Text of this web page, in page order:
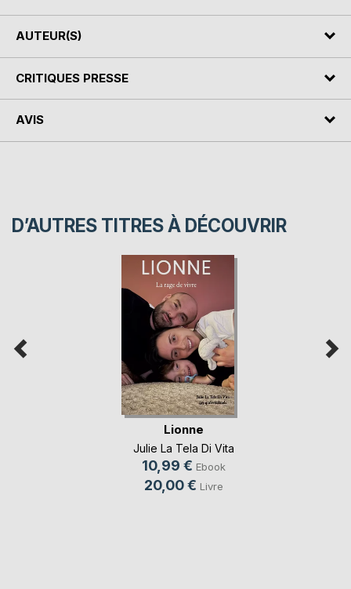
AUTEUR(S)
CRITIQUES PRESSE
AVIS
D’AUTRES TITRES À DÉCOUVRIR
Lionne
Julie La Tela Di Vita
10,99 € Ebook
20,00 € Livre